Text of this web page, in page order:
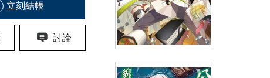
立刻結帳
討論
輕小說 100圓商店職員穿梭至異